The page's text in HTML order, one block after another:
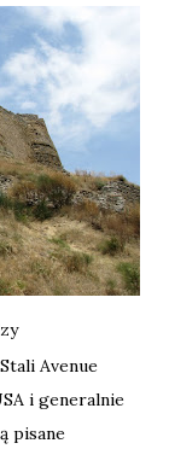
Avenue
i generalnie
pisane